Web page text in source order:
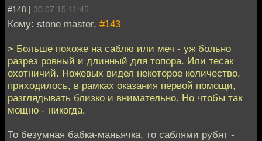
#148 | 30.07.15 11:45
Кому: stone master, #143
> Больше похоже на саблю или меч - уж больно
разрез ровный и длинный для топора. Или тесак
охотничий. Ножевых видел некоторое количество,
приходилось, в рамках оказания первой помощи,
разглядывать близко и внимательно. Но чтобы так
мощно - никогда.
То безумная бабка-маньячка, то саблями рубят -